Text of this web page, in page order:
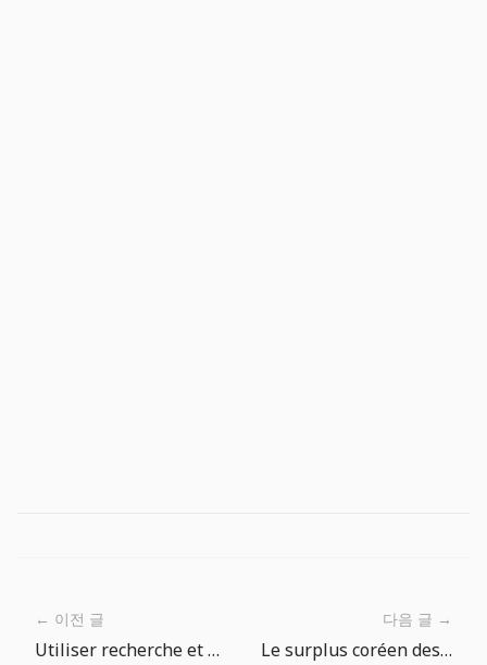
← 이전 글
Utiliser recherche et filtres de l’Encyclopédie des Poissons pour choisir la prochaine prise
다음 글 →
Le surplus coréen des semi-conducteurs ne suffit pas: ce que la pause de la BOK dit du risque FX et inflation